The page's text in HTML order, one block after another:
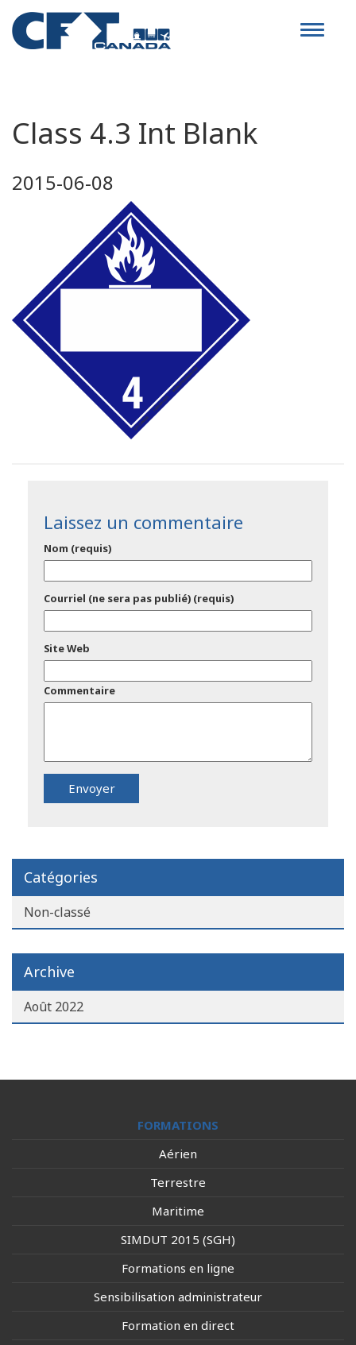
Toggle
Class 4.3 Int Blank
2015-06-08
Laissez un commentaire
Nom (requis)
Courriel (ne sera pas publié) (requis)
Site Web
Commentaire
Catégories
Non-classé
Archive
Août 2022
FORMATIONS
Aérien
Terrestre
Maritime
SIMDUT 2015 (SGH)
Formations en ligne
Sensibilisation administrateur
Formation en direct